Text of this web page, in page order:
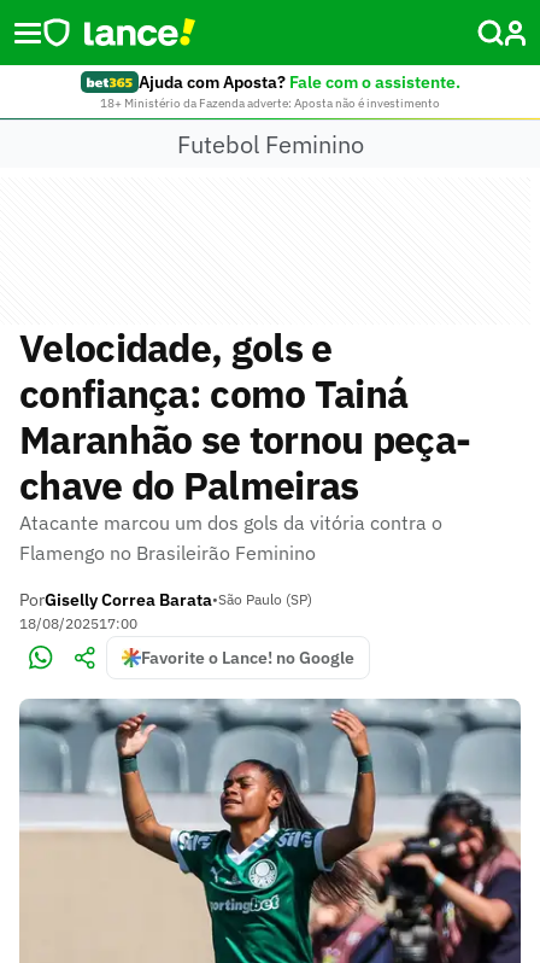
Ajuda com Aposta? Fale com o assistente.
18+ Ministério da Fazenda adverte: Aposta não é investimento
Futebol Feminino
Velocidade, gols e
confiança: como Tainá
Maranhão se tornou peça-
chave do Palmeiras
Atacante marcou um dos gols da vitória contra o
Flamengo no Brasileirão Feminino
PorGiselly Correa Barata•São Paulo (SP)
18/08/202517:00
Favorite o Lance! no Google